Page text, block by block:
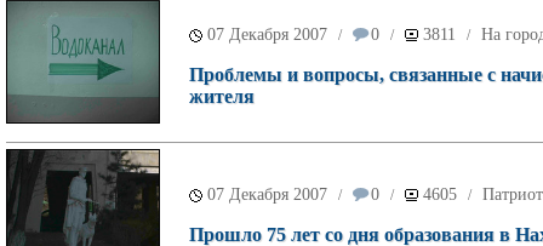
07 Декабря 2007 / 0 / 3811 / На
Проблемы и вопросы, связанные с
жителя
07 Декабря 2007 / 0 / 4605 / Патриот
Прошло 75 лет со дня образования в